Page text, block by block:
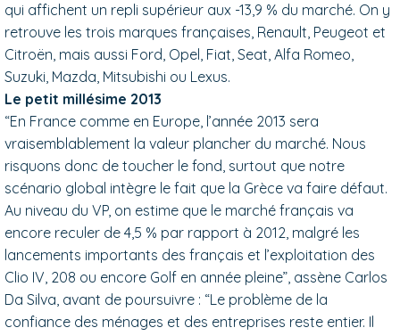
qui affichent un repli supérieur aux -13,9 % du marché. On y
retrouve les trois marques françaises, Renault, Peugeot et
Citroën, mais aussi Ford, Opel, Fiat, Seat, Alfa Romeo,
Suzuki, Mazda, Mitsubishi ou Lexus.
Le petit millésime 2013
“En France comme en Europe, l’année 2013 sera
vraisemblablement la valeur plancher du marché. Nous
risquons donc de toucher le fond, surtout que notre
scénario global intègre le fait que la Grèce va faire défaut.
Au niveau du VP, on estime que le marché français va
encore reculer de 4,5 % par rapport à 2012, malgré les
lancements importants des français et l’exploitation des
Clio IV, 208 ou encore Golf en année pleine”, assène Carlos
Da Silva, avant de poursuivre : “Le problème de la
confiance des ménages et des entreprises reste entier. Il